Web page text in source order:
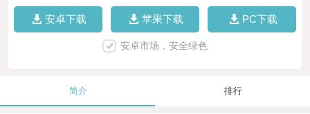
安卓下载 苹果下载 PC下载
安卓市场，安全绿色
简介 排行